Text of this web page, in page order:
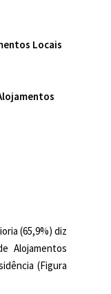
Locais
(65,9%) diz
Alojamentos
(Figura